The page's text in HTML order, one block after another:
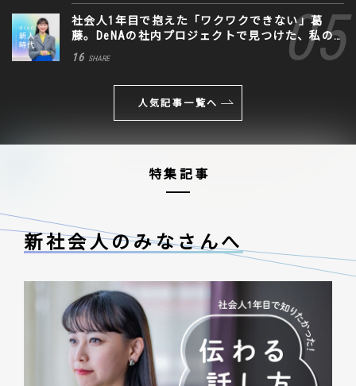
社会人1年目で抱えた「ワクワクできない」葛
藤。DeNAの社内プロジェクトで見つけた、私の
生きる道
16 SHARE
人気記事一覧へ
特集記事
新社会人のみなさんへ